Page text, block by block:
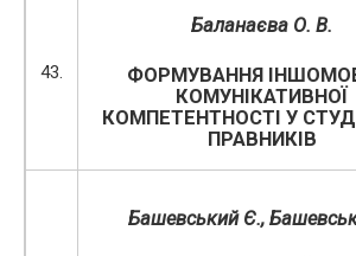
43.
Баланаєва О. В.
ФОРМУВАННЯ
КОМУНІКАТИВНОЇ
КОМПЕТЕНТНОСТІ У
ПРАВНИКІВ
Башевський Є.,